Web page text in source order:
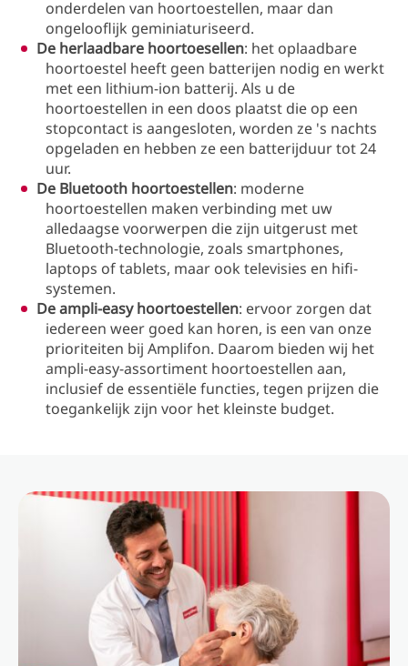
onderdelen van hoortoestellen, maar dan
ongelooflijk geminiaturiseerd.
De herlaadbare hoortoesellen: het oplaadbare
hoortoestel heeft geen batterijen nodig en werkt
met een lithium-ion batterij. Als u de
hoortoestellen in een doos plaatst die op een
stopcontact is aangesloten, worden ze 's nachts
opgeladen en hebben ze een batterijduur tot 24
uur.
De Bluetooth hoortoestellen: moderne
hoortoestellen maken verbinding met uw
alledaagse voorwerpen die zijn uitgerust met
Bluetooth-technologie, zoals smartphones,
laptops of tablets, maar ook televisies en hifi-
systemen.
De ampli-easy hoortoestellen: ervoor zorgen dat
iedereen weer goed kan horen, is een van onze
prioriteiten bij Amplifon. Daarom bieden wij het
ampli-easy-assortiment hoortoestellen aan,
inclusief de essentiële functies, tegen prijzen die
toegankelijk zijn voor het kleinste budget.